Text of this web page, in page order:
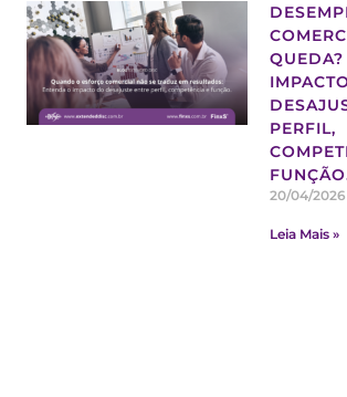
PERFIL,
20/04/2026
Leia Mais »